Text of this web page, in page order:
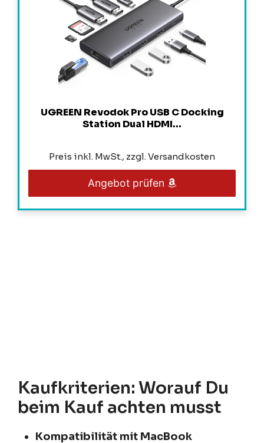
UGREEN Revodok Pro USB C Docking
Station Dual HDMI...
Preis inkl. MwSt., zzgl. Versandkosten
Angebot prüfen
Kaufkriterien: Worauf Du
beim Kauf achten musst
Kompatibilität mit MacBook